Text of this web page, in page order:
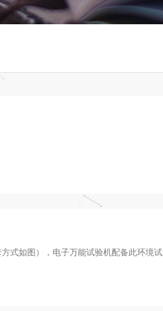
式如图），电子万能试验机配备此环境试